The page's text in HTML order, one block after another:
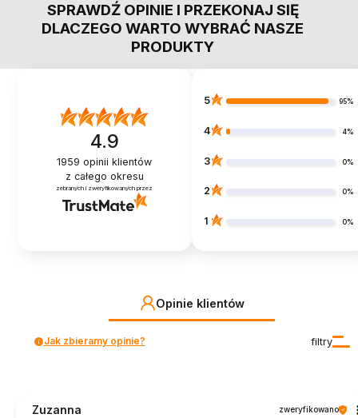
SPRAWDŹ OPINIE I PRZEKONAJ SIĘ
DLACZEGO WARTO WYBRAĆ NASZE
PRODUKTY
4.9
1959 opinii klientów
z całego okresu
zebranych i zweryfikowanych przez
5 95%
4 4%
3 0%
2 0%
1 0%
Opinie klientów
filtry
Jak zbieramy opinie?
Zuzanna zweryfikowano